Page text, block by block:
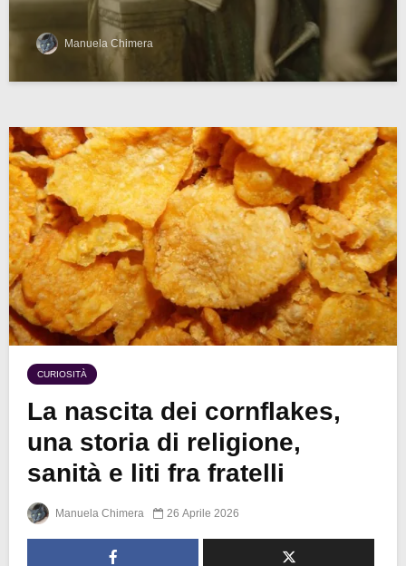
Manuela Chimera
CURIOSITÀ
La nascita dei cornflakes,
una storia di religione,
sanità e liti fra fratelli
Manuela Chimera 26 Aprile 2026